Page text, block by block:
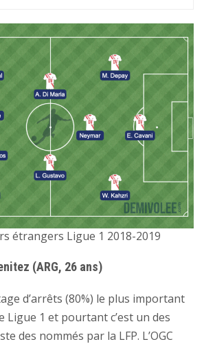
étrangers Ligue 1 2018-2019
(ARG, 26 ans)
d’arrêts (80%) le plus important
Ligue 1 et pourtant c’est un des
des nommés par la LFP. L’OGC